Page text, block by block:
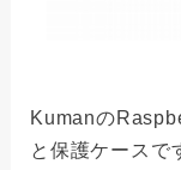
Kumanの
と保護ケースで